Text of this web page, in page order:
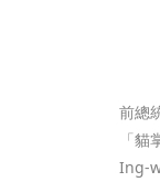
前總
「
Ing-